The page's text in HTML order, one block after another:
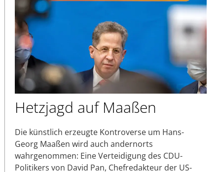
Hetzjagd auf Maaßen
Die künstlich erzeugte Kontroverse um Hans-
Georg Maaßen wird auch andernorts
wahrgenommen: Eine Verteidigung des CDU-
Politikers von David Pan, Chefredakteur der US-